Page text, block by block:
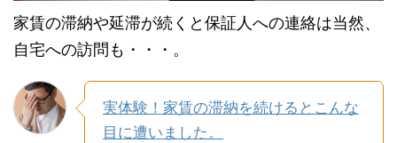
家賃の滞納や延滞が続くと保証人への連絡は当然、
自宅への訪問も・・・。
実体験！家賃の滞納を続けるとこんな
目に遭いました。